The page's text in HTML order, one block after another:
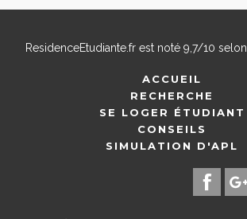
ResidenceEtudiante.frest noté 9,7/10 selon
ACCUEIL
RECHERCHE
SE LOGER ÉTUDIANT
CONSEILS
SIMULATION D'APL